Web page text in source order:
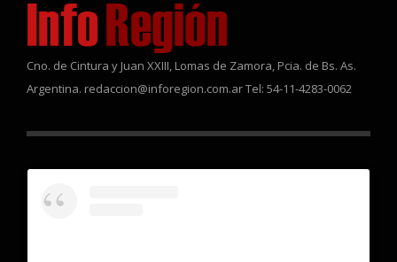
Cno. de Cintura y Juan XXIII, Lomas de Zamora, Pcia. de Bs. As.
Argentina. redaccion@inforegion.com.ar Tel: 54-11-4283-0062